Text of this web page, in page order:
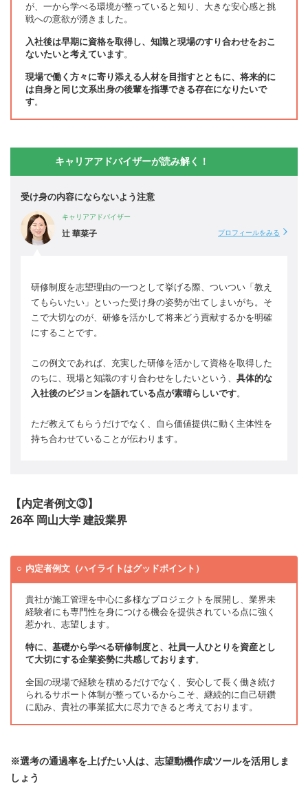
が、一から学べる環境が整っていると知り、大きな安心感と挑
戦への意欲が湧きました。
入社後は早期に資格を取得し、知識と現場のすり合わせをおこ
ないたいと考えています。
現場で働く方々に寄り添える人材を目指すとともに、将来的に
は自身と同じ文系出身の後輩を指導できる存在になりたいで
す。
キャリアアドバイザーが読み解く！
受け身の内容にならないよう注意
キャリアアドバイザー
辻 華菜子 プロフィールをみる
研修制度を志望理由の一つとして挙げる際、ついつい「教え
てもらいたい」といった受け身の姿勢が出てしまいがち。そ
こで大切なのが、研修を活かして将来どう貢献するかを明確
にすることです。
この例文であれば、充実した研修を活かして資格を取得した
のちに、現場と知識のすり合わせをしたいという、 具体的な
入社後のビジョンを語れている点が素晴らしいです。
ただ教えてもらうだけでなく、自ら価値提供に動く主体性を
持ち合わせていることが伝わります。
【内定者例文③】
26卒 岡山大学 建設業界
内定者例文（ハイライトはグッドポイント）
貴社が施工管理を中心に多様なプロジェクトを展開し、業界未
経験者にも専門性を身につける機会を提供されている点に強く
惹かれ、志望します。
特に、基礎から学べる研修制度と、社員一人ひとりを資産とし
て大切にする企業姿勢に共感しております。
全国の現場で経験を積めるだけでなく、安心して長く働き続け
られるサポート体制が整っているからこそ、継続的に自己研鑽
に励み、貴社の事業拡大に尽力できると考えております。
※選考の通過率を上げたい人は、志望動機作成ツールを活用しま
しょう